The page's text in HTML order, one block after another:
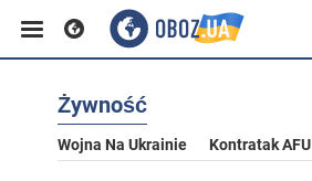
Żywność
Wojna Na Ukrainie Kontratak AFU